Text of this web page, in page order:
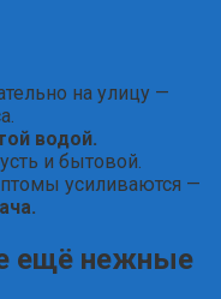
на улицу —
водой.
и бытовой.
усиливаются —
ещё нежные